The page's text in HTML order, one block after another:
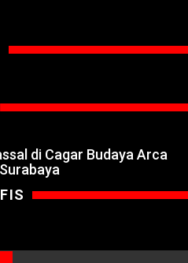
di Cagar Budaya Arca